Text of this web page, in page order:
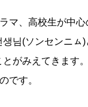
マ、高校生が中心
님(ソンセンニㇺ)
がみえてきます。
です。